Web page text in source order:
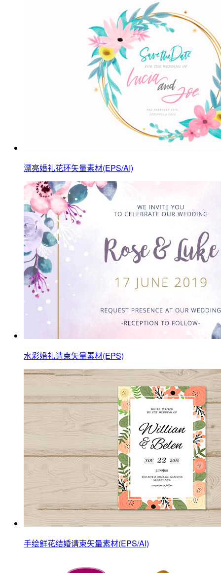
漂亮婚礼花环矢量素材(EPS/AI)
水彩婚礼请柬矢量素材(EPS)
手绘鲜花结婚请柬矢量素材(EPS/AI)